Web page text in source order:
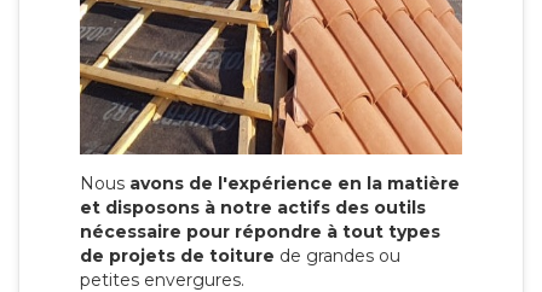
Nous avons de l'expérience en la matière
et disposons à notre actifs des outils
nécessaire pour répondre à tout types
de projets de toiture de grandes ou
petites envergures.